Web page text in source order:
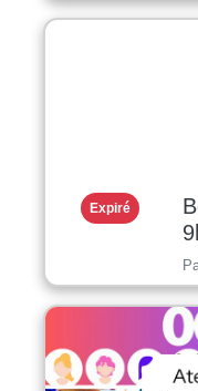
Expiré